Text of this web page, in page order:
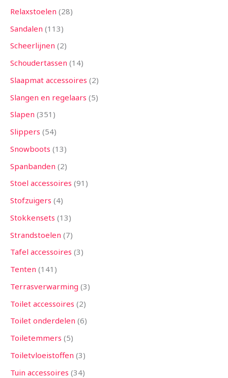
Relaxstoelen 28
Sandalen 113
Scheerlijnen 2
Schoudertassen 14
Slaapmat accessoires 2
Slangen en regelaars 5
Slapen 351
Slippers 54
Snowboots 13
Spanbanden 2
Stoel accessoires 91
Stofzuigers 4
Stokkensets 13
Strandstoelen 7
Tafel accessoires 3
Tenten 141
Terrasverwarming 3
Toilet accessoires 2
Toilet onderdelen 6
Toiletemmers 5
Toiletvloeistoffen 3
Tuin accessoires 34